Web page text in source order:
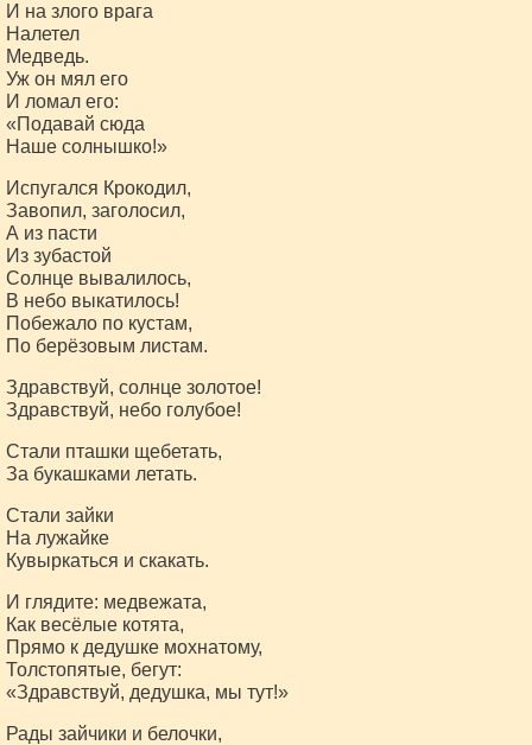
И на злого врага
Налетел
Медведь.
Уж он мял его
И ломал его:
«Подавай сюда
Наше солнышко!»
Испугался Крокодил,
Завопил, заголосил,
А из пасти
Из зубастой
Солнце вывалилось,
В небо выкатилось!
Побежало по кустам,
По берёзовым листам.
Здравствуй, солнце золотое!
Здравствуй, небо голубое!
Стали пташки щебетать,
За букашками летать.
Стали зайки
На лужайке
Кувыркаться и скакать.
И глядите: медвежата,
Как весёлые котята,
Прямо к дедушке мохнатому,
Толстопятые, бегут:
«Здравствуй, дедушка, мы тут!»
Рады зайчики и белочки,